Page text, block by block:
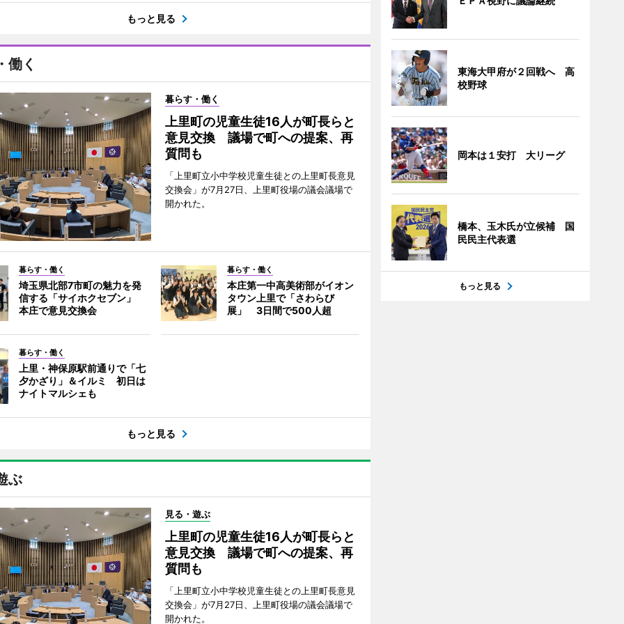
もっと見る
働く
暮らす・働く
上里町の児童生徒16人が町長らと
意見交換 議場で町への提案、再
質問も
「上里町立小中学校児童生徒との上里町長意見
交換会」が7月27日、上里町役場の議会議場で
開かれた。
暮らす・働く
埼玉県北部7市町の魅力を発
信する「サイホクセブン」
本庄で意見交換会
暮らす・働く
本庄第一中高美術部がイオン
タウン上里で「さわらび
展」 3日間で500人超
暮らす・働く
上里・神保原駅前通りで「七
夕かざり」＆イルミ 初日は
ナイトマルシェも
もっと見る
ぶ
見る・遊ぶ
上里町の児童生徒16人が町長らと
意見交換 議場で町への提案、再
質問も
「上里町立小中学校児童生徒との上里町長意見
交換会」が7月27日、上里町役場の議会議場で
開かれた。
東海大甲府が２回戦へ 高
校野球
岡本は１安打 大リーグ
橋本、玉木氏が立候補 国
民民主代表選
もっと見る